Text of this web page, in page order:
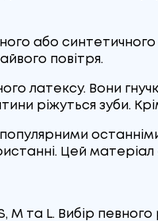
або
повітря.
латексу. Вони
ріжуться зуби.
Цей
M та L. Вибір